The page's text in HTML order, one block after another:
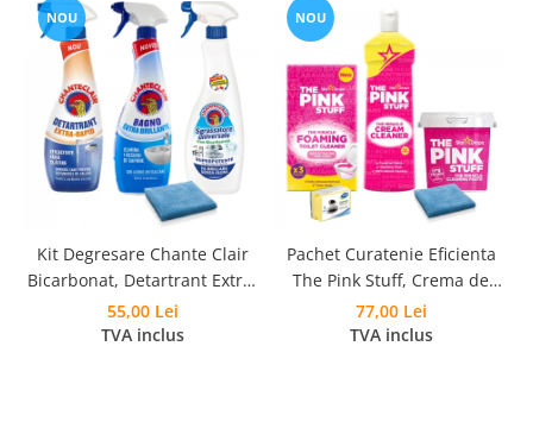
NOU
Kit Degresare Chante Clair
Bicarbonat, Detartrant Extra-
Rapid, Anticalcar si Laveta
Microfibra
55,00 Lei
TVA inclus
NOU
Pachet Curatenie Eficienta
The Pink Stuff, Crema de
curatare 500 ml, Pasta
Curatare 850 g, Pudra
77,00 Lei
TVA inclus